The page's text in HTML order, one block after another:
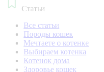
Статьи
Все статьи
Породы кошек
Мечтаете о котенке
Выбираем котенка
Котенок дома
Здоровье кошек